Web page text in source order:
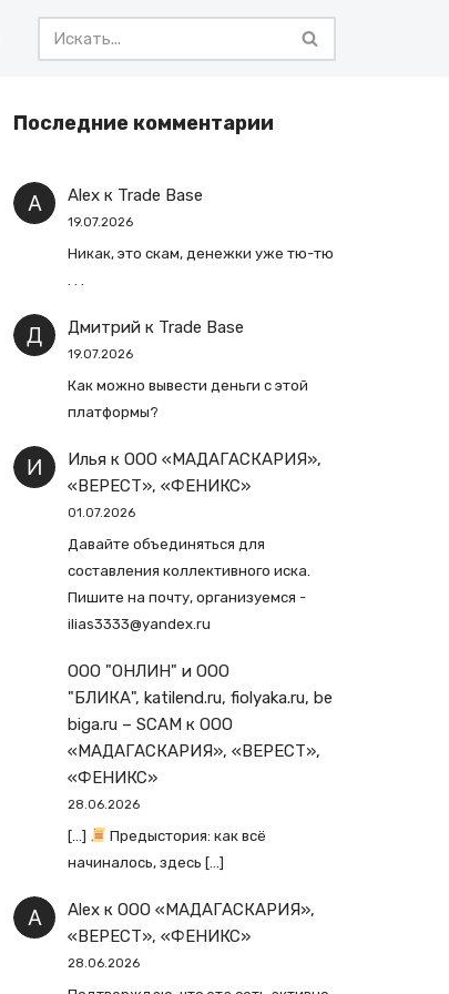
Последние комментарии
Alexк Trade Base
19.07.2026
Никак, это скам, денежки уже тю-тю
Дмитрийк Trade Base
19.07.2026
Как можно вывести деньги с этой
платформы?
Ильяк ООО «МАДАГАСКАРИЯ»,
«ВЕРЕСТ», «ФЕНИКС»
01.07.2026
Давайте объединяться для
составления коллективного иска.
Пишите на почту, организуемся -
ilias3333@yandex.ru
ООО "ОНЛИН" и ООО
"БЛИКА", katilend.ru, fiolyaka.ru, be
biga.ru – SCAMк ООО
«МАДАГАСКАРИЯ», «ВЕРЕСТ»,
«ФЕНИКС»
28.06.2026
[…]
Предыстория: как всё
начиналось, здесь […]
Alexк ООО «МАДАГАСКАРИЯ»,
«ВЕРЕСТ», «ФЕНИКС»
28.06.2026